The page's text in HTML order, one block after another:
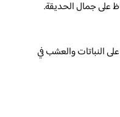
على جمال الحديقة.
النباتات والعشب في